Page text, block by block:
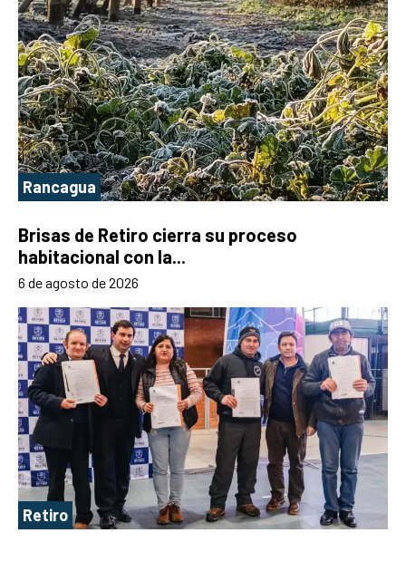
Rancagua
Brisas de Retiro cierra su proceso
habitacional con la...
6 de agosto de 2026
Retiro